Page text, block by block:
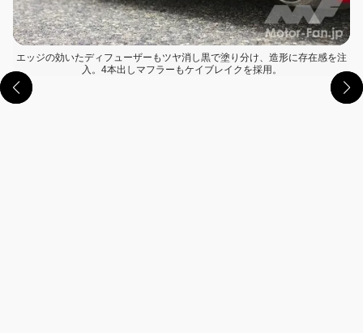
エッジの効いたディフューザーもツヤ消し黒で塗り分け、造形に存在感を注
入。4本出しマフラーもケイブレイクを採用。